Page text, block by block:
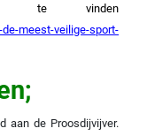
te vinden
meest-veilige-sport-
aan de Proosdijvijver.